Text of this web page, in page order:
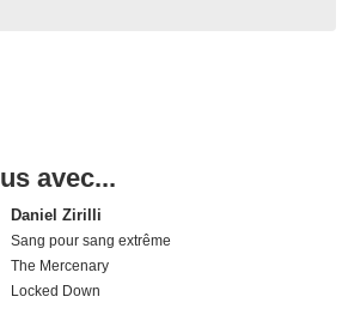
avec...
Daniel Zirilli
Sang pour sang extrême
The Mercenary
Locked Down